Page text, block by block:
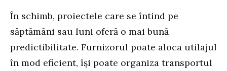
În schimb, proiectele care se întind pe
săptămâni sau luni oferă o mai bună
predictibilitate. Furnizorul poate aloca utilajul
în mod eficient, își poate organiza transportul